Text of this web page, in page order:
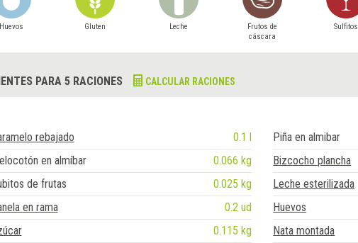
Huevos Gluten Leche
Frutos de
cáscara
Sulfitos
PARA 5 RACIONES CALCULAR RACIONES
rebajado 0.1 l Piña en almibar
en almíbar
0.066 kg Bizcocho plancha
de frutas
0.025 kg Leche esterilizada
en rama
0.2 ud Huevos
0.115 kg Nata montada